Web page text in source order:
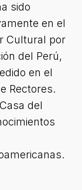
sido
en el
Cultural por
del Perú,
en el
Rectores.
del